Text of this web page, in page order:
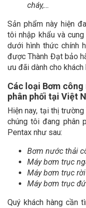
cháy,…
Sản phẩm này hiện
tôi nhập khẩu và
dưới hình thức chính
được Thành Đạt bảo
ưu đãi dành cho
Các loại Bơm
phân phối tại Việt
Hiện nay, tại thị
chúng tôi đang phân
Pentax như sau:
Bơm nước thải
Máy bơm trục
Máy bơm trục
Máy bơm trục
Quý khách hàng cần